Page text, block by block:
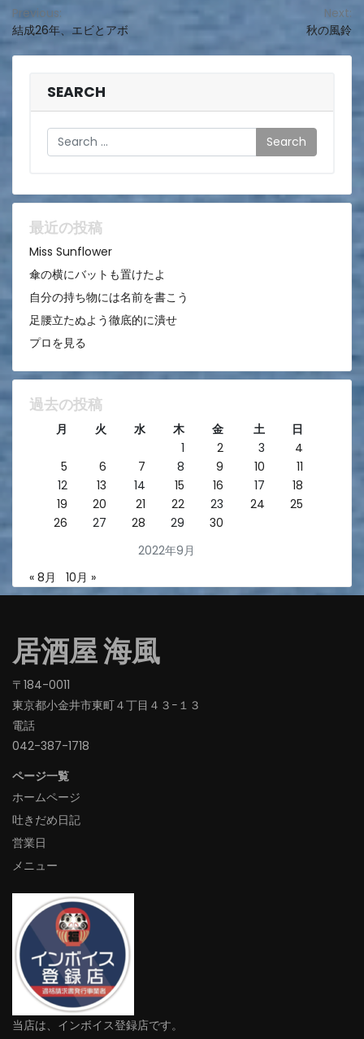
投
稿
ョ
ン
Previous:
結成26年、エビとアボ
Next:
秋の風鈴
SEARCH
Search
最近の投稿
Miss Sunflower
傘の横にバットも置けたよ
自分の持ち物には名前を書こう
足腰立たぬよう徹底的に潰せ
プロを見る
過去の投稿
2022年9月
月 火 水 木 金 土
日
1
2 3
4
5
6 7 8 9 10
11
12
13 14 15 16 17
18
19
20 21 22 23 24
25
26
27 28 29 30
« 8月 10月 »
居酒屋 海風
〒184-0011
東京都小金井市東町４丁目４３−１３
電話
042-387-1718‬
ページ一覧
ホームページ
吐きだめ日記
営業日
メニュー
当店は、インボイス登録店です。